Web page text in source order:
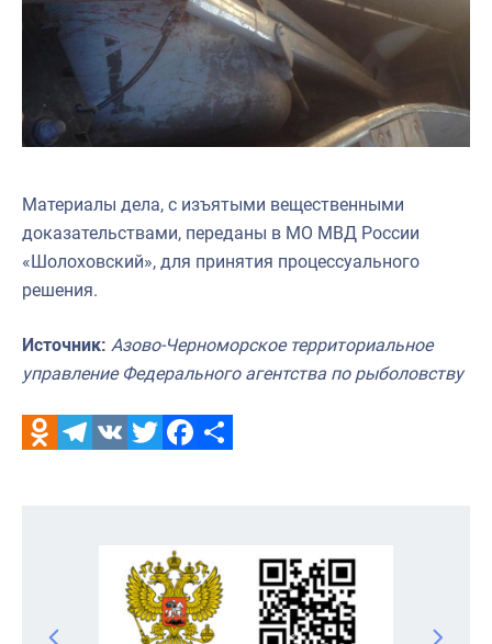
Материалы дела, с изъятыми вещественными
доказательствами, переданы в МО МВД России
«Шолоховский», для принятия процессуального
решения.
Источник: Азово-Черноморское территориальное
управление Федерального агентства по рыболовству